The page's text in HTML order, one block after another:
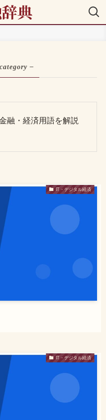
–
融・経済用語を解説
IT・デジタル経済
IT・デジタル経済